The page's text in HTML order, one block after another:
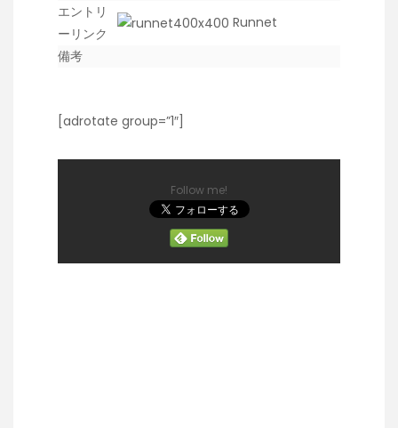
エントリ
ーリンク
Runnet
備考
[adrotate group=”1″]
Follow me!